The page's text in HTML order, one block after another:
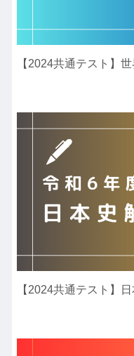
【2024共通テスト】
【2024共通テスト】